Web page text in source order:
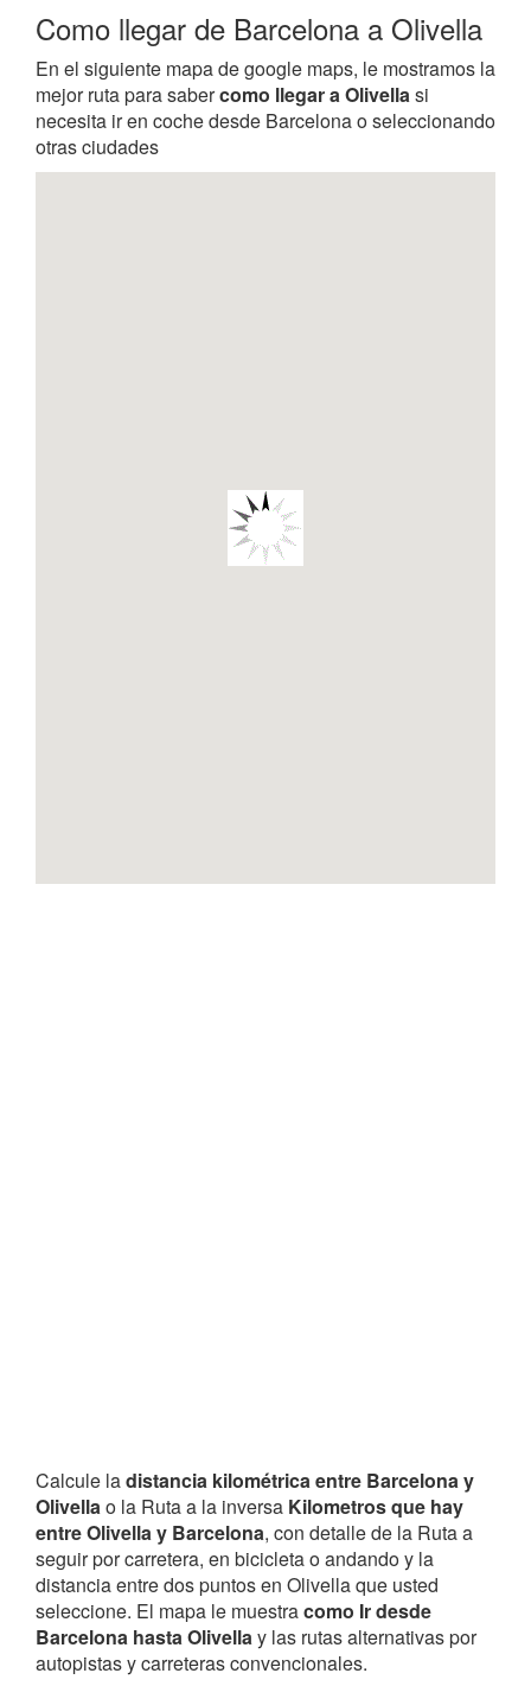
Como llegar de Barcelona a Olivella
En el siguiente mapa de google maps, le mostramos la
mejor ruta para sabercomo llegar a Olivellasi
necesita ir en coche desde Barcelona o seleccionando
otras ciudades
Calcule ladistancia kilométrica entre Barcelona y
Olivellao la Ruta a la inversa Kilometros que hay
entre Olivella y Barcelona, con detalle de la Ruta a
seguir por carretera, en bicicleta o andando y la
distancia entre dos puntos en Olivella que usted
seleccione. El mapa le muestracomo Ir desde
Barcelona hasta Olivellay las rutas alternativas por
autopistas y carreteras convencionales.